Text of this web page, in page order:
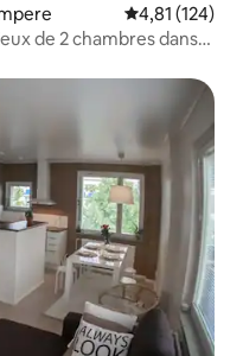
Évaluation
4,81 (124)
de 2 chambres dans